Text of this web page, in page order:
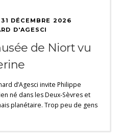
31 DÉCEMBRE 2026
D'AGESCI
de Niort vu
d’Agesci invite Philippe
né dans les Deux-Sèvres et
planétaire. Trop peu de gens